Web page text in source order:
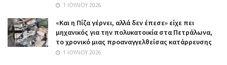
1 ΙΟΥΛΊΟΥ 2026
«Και η Πίζα γέρνει, αλλά δεν έπεσε» είχε πει
μηχανικός για την πολυκατοικία στα Πετράλωνα,
το χρονικό μιας προαναγγελθείσας κατάρρευσης
1 ΙΟΥΛΊΟΥ 2026